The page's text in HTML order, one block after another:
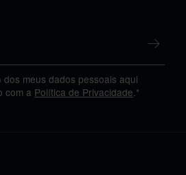
meus dados pessoais aqui
com a Política de Privacidade .*